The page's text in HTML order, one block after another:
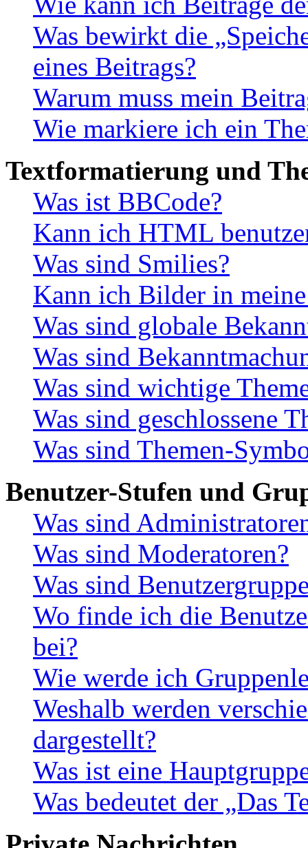
Was bewirkt die
eines Beitrags?
Warum muss mein
Wie markiere ich ein
Textformatierung und
Was ist BBCode?
Kann ich HTML
Was sind Smilies?
Kann ich Bilder in
Was sind globale
Was sind
Was sind wichtige
Was sind geschlossene
Was sind Themen-
Benutzer-Stufen und
Was sind
Was sind Moderatoren?
Was sind
Wo finde ich die
bei?
Wie werde ich
Weshalb werden
dargestellt?
Was ist eine
Was bedeutet der „Das